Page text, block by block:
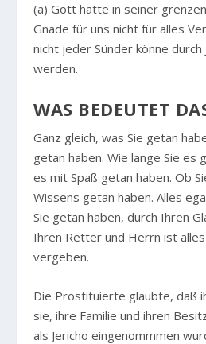
(a) Gott hätte in seiner
Gnade für uns nicht für alles
nicht jeder Sünder könne
werden.
WAS BEDEUTET
Ganz gleich, was Sie getan
getan haben. Wie lange Sie es
es mit Spaß getan haben. Ob
Wissens getan haben. Alles
Sie getan haben, durch Ihren
Ihren Retter und Herrn ist alles
vergeben.
Die Prostituierte glaubte, daß
sie, ihre Familie und ihren
als Jericho eingenommmen